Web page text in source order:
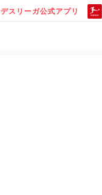
スリーガ公式アプリ